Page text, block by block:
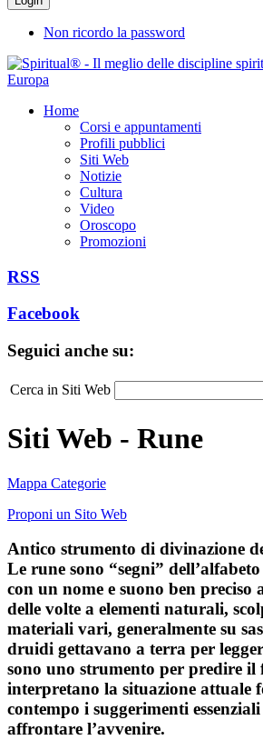
Non ricordo la password
Home
Corsi e appuntamenti
Profili pubblici
Siti Web
Notizie
Cultura
Video
Oroscopo
Promozioni
RSS
Facebook
Seguici anche su:
Cerca in Siti Web
Siti Web - Rune
Mappa Categorie
Proponi un Sito Web
Antico strumento di divinazione
Le rune sono “segni”
con un nome e suono ben preciso
delle volte a elementi naturali,
materiali vari, generalmente su
druidi gettavano a terra per
sono uno strumento per predire
interpretano la situazione attuale
contempo i suggerimenti
affrontare l’avvenire.